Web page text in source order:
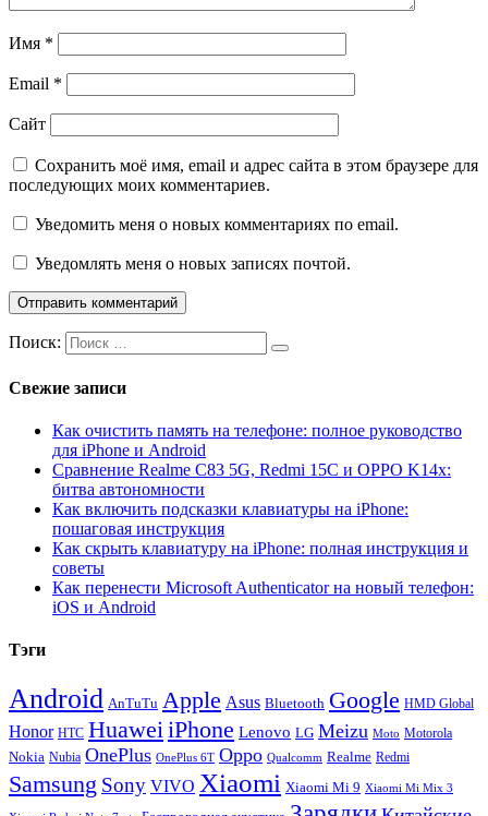
Имя *
Email *
Сайт
Сохранить моё имя, email и адрес сайта в этом браузере для
последующих моих комментариев.
Уведомить меня о новых комментариях по email.
Уведомлять меня о новых записях почтой.
Поиск:
Свежие записи
Как очистить память на телефоне: полное руководство
для iPhone и Android
Сравнение Realme C83 5G, Redmi 15C и OPPO K14x:
битва автономности
Как включить подсказки клавиатуры на iPhone:
пошаговая инструкция
Как скрыть клавиатуру на iPhone: полная инструкция и
советы
Как перенести Microsoft Authenticator на новый телефон:
iOS и Android
Тэги
Android AnTuTu Apple Asus Bluetooth Google HMD Global
Honor HTC HuaweiiPhone Lenovo LG Meizu Moto Motorola
Nokia Nubia OnePlus OnePlus 6T Oppo Qualcomm Realme Redmi
Samsung Sony VIVO Xiaomi Xiaomi Mi 9 Xiaomi Mi Mix 3